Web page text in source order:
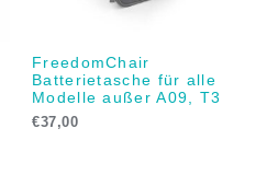
FreedomChair
Batterietasche für alle
Modelle außer A09, T3
€37,00